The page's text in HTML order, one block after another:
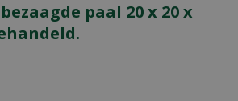
paal 20 x 20 x